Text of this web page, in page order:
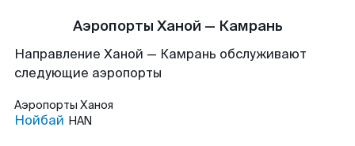
Аэропорты Ханой — Камрань
Направление Ханой — Камрань обслуживают
следующие аэропорты
Аэропорты Ханоя
Нойбай HAN